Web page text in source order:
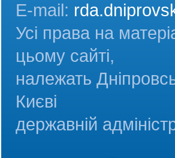
E-mail:
Усі права на
цьому сайті,
належать
Києві
державній